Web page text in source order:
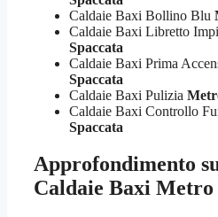
Caldaie Baxi Bollino Blu
Caldaie Baxi Libretto
Spaccata
Caldaie Baxi Prima
Spaccata
Caldaie Baxi Pulizia
Caldaie Baxi Controllo
Spaccata
Approfondimento
Caldaie Baxi Metro